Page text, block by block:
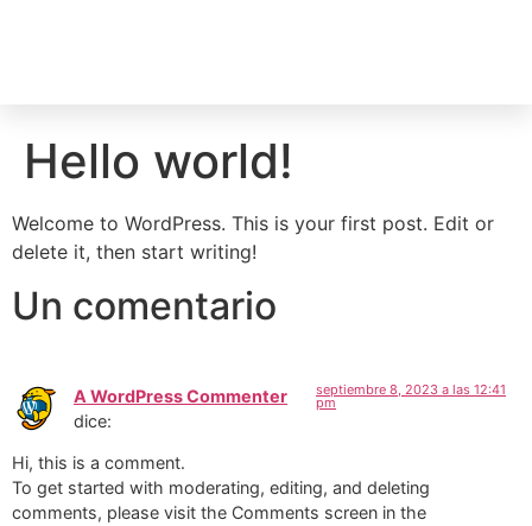
Hello world!
Welcome to WordPress. This is your first post. Edit or
delete it, then start writing!
Un comentario
A WordPress Commenter
dice:
septiembre 8, 2023 a las 12:41
pm
Hi, this is a comment.
To get started with moderating, editing, and deleting
comments, please visit the Comments screen in the